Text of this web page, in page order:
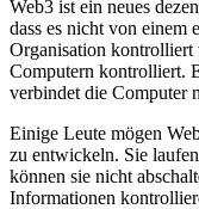
Web3 ist ein neues
dass es nicht von einem
Organisation kontrolliert
Computern kontrolliert.
verbindet die Computer
Einige Leute mögen
zu entwickeln. Sie
können sie nicht
Informationen